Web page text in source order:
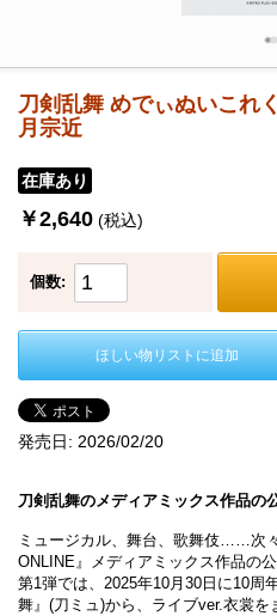
刀剣乱舞 めでぃぬいこれ
月宗近
在庫あり
￥2,640 (税込)
個数:
ほしい物リストに追加
発売日: 2026/02/20
刀剣乱舞のメディアミックス作品の
ミュージカル、舞台、歌舞伎……次
ONLINE』メディアミックス作品の
第1弾では、2025年10月30日に10周
舞』(刀ミュ)から、ライブver.衣裳